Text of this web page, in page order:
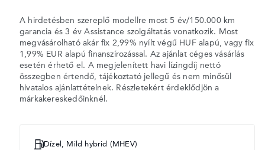
A hirdetésben szereplő modellre most 5 év/150.000 km
garancia és 3 év Assistance szolgáltatás vonatkozik. Most
megvásárolható akár fix 2,99% nyílt végű HUF alapú, vagy fix
1,99% EUR alapú finanszírozással. Az ajánlat céges vásárlás
esetén érhető el. A megjelenített havi lízingdíj nettó
összegben értendő, tájékoztató jellegű és nem minősül
hivatalos ajánlattételnek. Részletekért érdeklődjön a
márkakereskedőinknél.
Dízel, Mild hybrid (MHEV)